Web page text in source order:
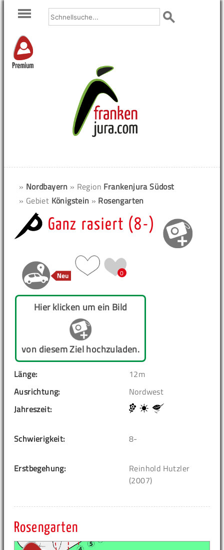
Premium
» Nordbayern » Region Frankenjura Südost
» Gebiet Königstein » Rosengarten
Ganz rasiert (8-)
0
Hier klicken um ein Bild
von diesem Ziel hochzuladen.
Länge:
12m
Ausrichtung:
Nordwest
Jahreszeit:
Schwierigkeit: 8-
Erstbegehung:
Reinhold Hutzler
(2007)
Rosengarten